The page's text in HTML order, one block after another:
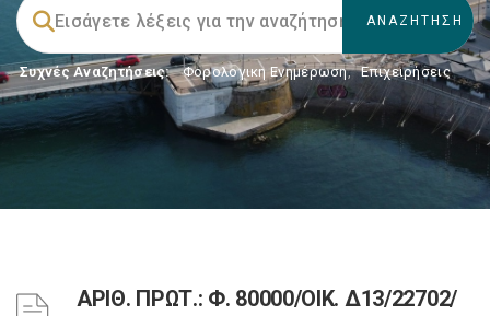
Συχνές Αναζητήσεις: Φορολογικη Ενημέρωση, Επιχειρήσεις
ΑΡΙΘ. ΠΡΩΤ.: Φ. 80000/ΟΙΚ. Δ13/22702/